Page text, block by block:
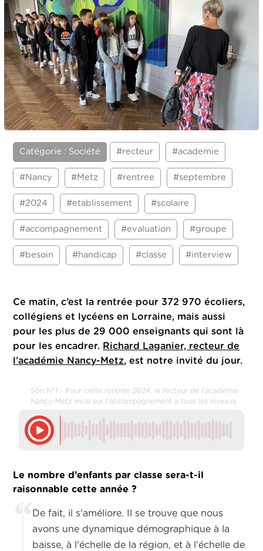
Catégorie : Société #recteur #academie
#Nancy #Metz #rentree #septembre
#2024 #etablissement #scolaire
#accompagnement #evaluation #groupe
#besoin #handicap #classe #interview
Ce matin, c’est la rentrée pour 372 970 écoliers,
collégiens et lycéens en Lorraine, mais aussi
pour les plus de 29 000 enseignants qui sont là
pour les encadrer. Richard Laganier, recteur de
l’académie Nancy-Metz, est notre invité du jour.
Son N°1 - Pour cette rentrée 2024, le recteur de l'académie
Nancy-Metz mise sur l'accompagnement à tous les niveaux
Le nombre d’enfants par classe sera-t-il
raisonnable cette année ?
De fait, il s'améliore. Il se trouve que nous
avons une dynamique démographique à la
baisse, à l'échelle de la région, et à l'échelle de